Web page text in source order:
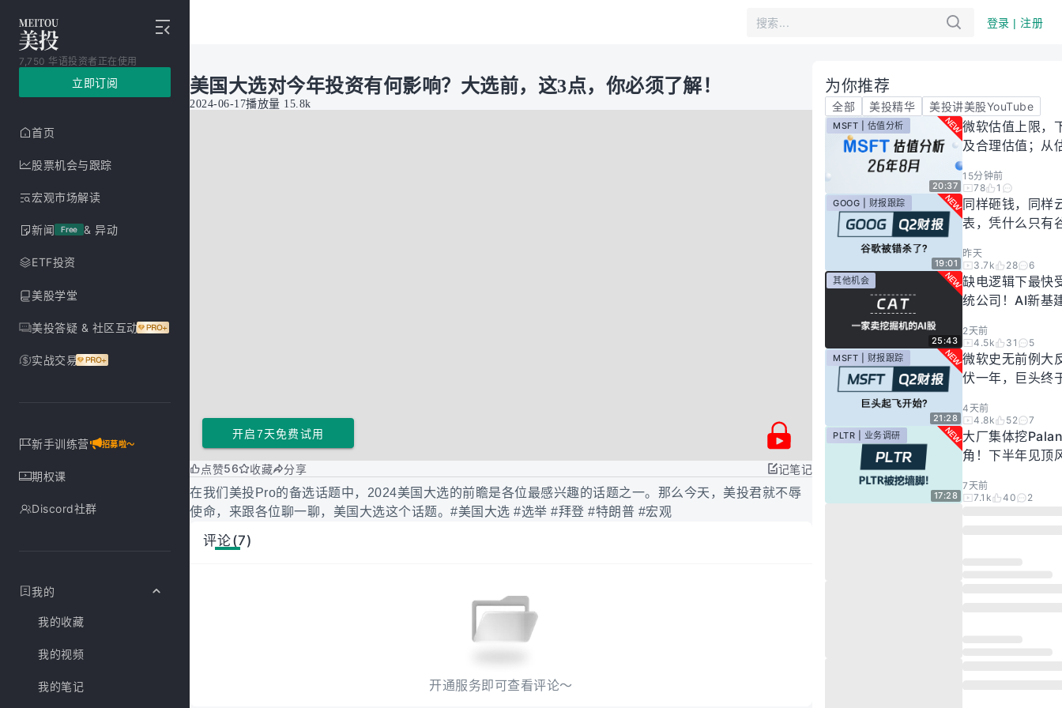
7,750 华语投资者正在使用
立即订阅
首页
股票机会与跟踪
宏观市场解读
新闻 Free & 异动
ETF投资
美股学堂
美投答疑 & 社区互动
实战交易
新手训练营 招募啦～
期权课
Discord社群
我的
我的收藏
我的视频
我的笔记
美国大选对今年投资有何影响？大选前，这3点，你必须了解！
2024-06-17播放量 15.8k
开启7天免费试用
点赞56 收藏 分享
记笔记
在我们美投Pro的备选话题中，2024美国大选的前瞻是各位最感兴趣的话题之一。那么今天，美投君就不辱
使命，来跟各位聊一聊，美国大选这个话题。#美国大选 #选举 #拜登 #特朗普 #宏观
评论(7)
开通服务即可查看评论～
为你推荐
全部 美投精华 美投讲美股YouTube
20:37
MSFT | 估值分析
微软估值上限，
及合理估值；从
年8月
15分钟前
78
1
19:01
GOOG | 财报跟踪
同样砸钱，同样
表，凭什么只有
你谷歌真正的投
有多高！
昨天
3.7k
28 6
25:43
其他机会
缺电逻辑下最快
统公司！AI新基
2天前
4.5k
31 5
21:28
MSFT | 财报跟踪
微软史无前例大
伏一年，巨头终
4天前
4.8k
52 7
17:28
PLTR | 业务调研
大厂集体挖
角！下半年见顶
还要投资吗？
7天前
7.1k
40 2
登录 | 注册